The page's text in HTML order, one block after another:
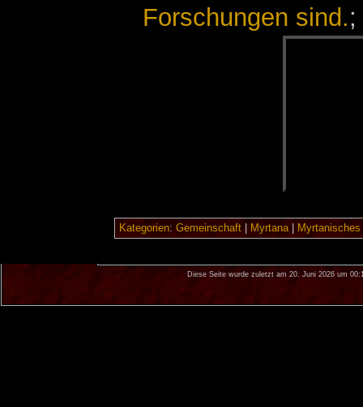
Forschungen sind.
Kategorien: Gemeinschaft| Myrtana| Myrtanisches
Diese Seite wurde zuletzt am 20. Juni 2026 um